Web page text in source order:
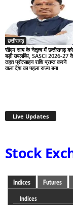
छत्तीसगढ़
सीएम साय के नेतृत्व में छत्तीसगढ़ को
बड़ी उपलब्धि, SASCI 2026-27
तहत प्रोत्साहन राशि प्राप्त करने
वाला देश का पहला राज्य बना
Live Updates
Stock